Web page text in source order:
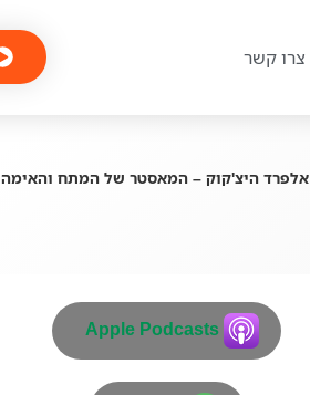
צרו קשר
אלפרד היצ'קוק – המאסטר של המתח והאימה
Apple Podcasts